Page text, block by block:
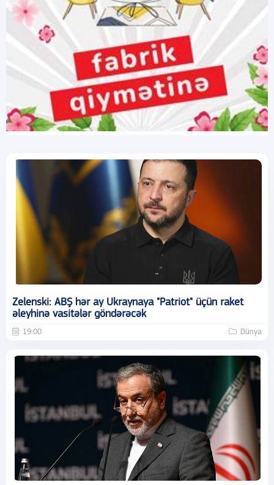
Zelenski: ABŞ hər ay Ukraynaya "Patriot" üçün raket
əleyhinə vasitələr göndərəcək
19:00 Dünya